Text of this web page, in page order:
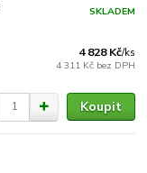
4 828 Kč/ks
4 311 Kč bez DPH
SKLADEM
Koupit